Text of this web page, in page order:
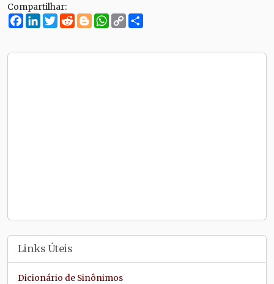
Compartilhar:
Facebook
LinkedIn
Twitter
RedditBloggerWhatsApp
Copy
Link
Links Úteis
Dicionário de Sinônimos